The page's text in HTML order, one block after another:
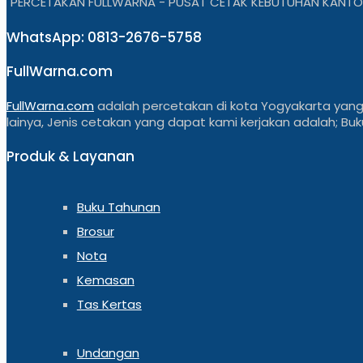
WhatsApp: 0813-2676-5758
FullWarna.com
FullWarna.com adalah percetakan di kota Yogyakarta
lainya, Jenis cetakan yang dapat kami kerjakan adalah;
Produk & Layanan
Buku Tahunan
Brosur
Nota
Kemasan
Tas Kertas
Undangan